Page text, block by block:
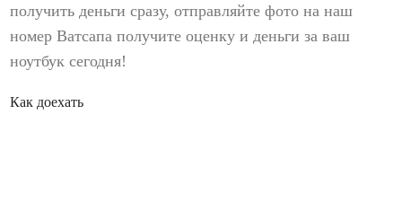
получить деньги сразу, отправляйте фото на наш
номер Ватсапа получите оценку и деньги за ваш
ноутбук сегодня!
Как доехать